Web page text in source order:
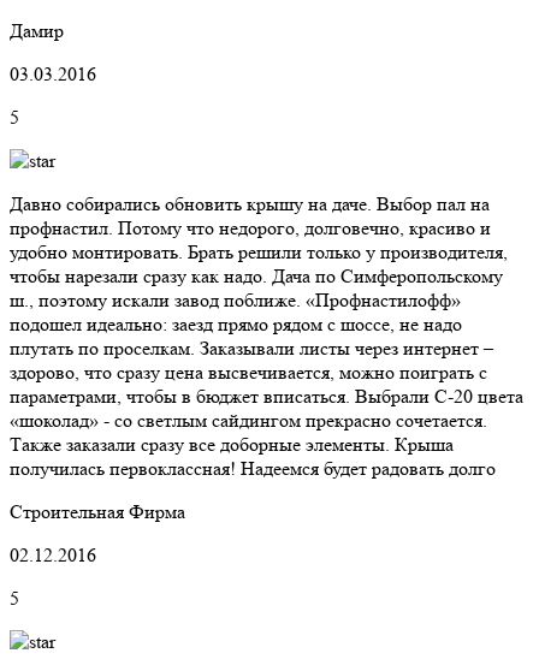
Дамир
03.03.2016
5
Давно собирались обновить крышу на даче. Выбор пал на
профнастил. Потому что недорого, долговечно, красиво и
удобно монтировать. Брать решили только у производителя,
чтобы нарезали сразу как надо. Дача по Симферопольскому
ш., поэтому искали завод поближе. «Профнастилофф»
подошел идеально: заезд прямо рядом с шоссе, не надо
плутать по проселкам. Заказывали листы через интернет –
здорово, что сразу цена высвечивается, можно поиграть с
параметрами, чтобы в бюджет вписаться. Выбрали C-20 цвета
«шоколад» - со светлым сайдингом прекрасно сочетается.
Также заказали сразу все доборные элементы. Крыша
получилась первоклассная! Надеемся будет радовать долго
Строительная Фирма
02.12.2016
5